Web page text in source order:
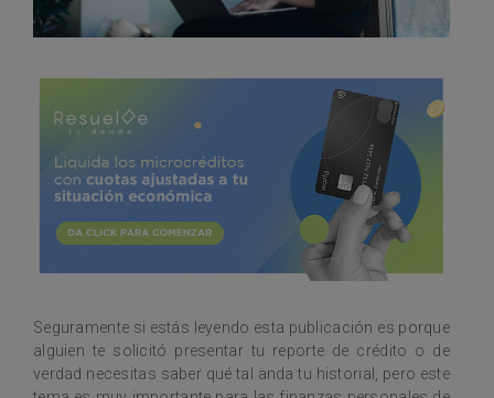
Seguramente si estás leyendo esta publicación es porque
alguien te solicitó presentar tu reporte de crédito o de
verdad necesitas saber qué tal anda tu historial, pero este